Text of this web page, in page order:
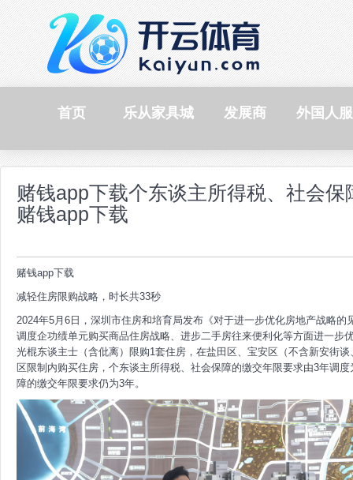
首页 乐从家具城 发展商 外国人
赌钱app下载个东谈主所得税、社会
赌钱app下载
赌钱app下载
减轻住房限购战略，时长共33秒
2024年5月6日，深圳市住房和培育局发布《对于进一步优化房地产战略
调度企功绩单元购买商品住房战略、进步二手房往来便利化等方面进一步
光棍东谈主士（含仳离）限购1套住房，在盐田区、宝安区（不含新安街
区限制内购买住房，个东谈主所得税、社会保障的缴交年限要求由3年调
障的缴交年限要求仍为3年。